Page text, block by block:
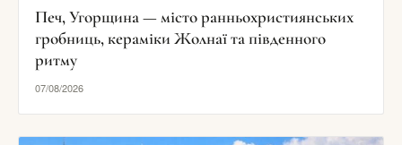
Печ, Угорщина — місто ранньохристиянських
гробниць, кераміки Жолнаї та південного
ритму
07/08/2026